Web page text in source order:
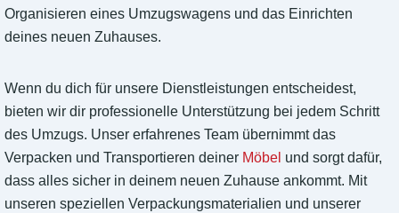
Organisieren eines Umzugswagens und das Einrichten
deines neuen Zuhauses.
Wenn du dich für unsere Dienstleistungen entscheidest,
bieten wir dir professionelle Unterstützung bei jedem Schritt
des Umzugs. Unser erfahrenes Team übernimmt das
Verpacken und Transportieren deiner Möbel und sorgt dafür,
dass alles sicher in deinem neuen Zuhause ankommt. Mit
unseren speziellen Verpackungsmaterialien und unserer